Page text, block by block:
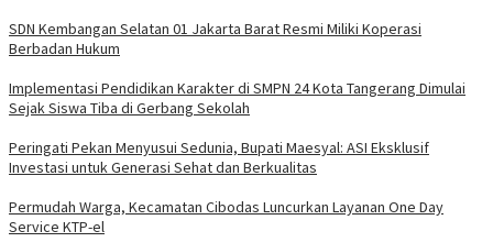
SDN Kembangan Selatan 01 Jakarta Barat Resmi Miliki Koperasi
Berbadan Hukum
Implementasi Pendidikan Karakter di SMPN 24 Kota Tangerang Dimulai
Sejak Siswa Tiba di Gerbang Sekolah
Peringati Pekan Menyusui Sedunia, Bupati Maesyal: ASI Eksklusif
Investasi untuk Generasi Sehat dan Berkualitas
Permudah Warga, Kecamatan Cibodas Luncurkan Layanan One Day
Service KTP-el